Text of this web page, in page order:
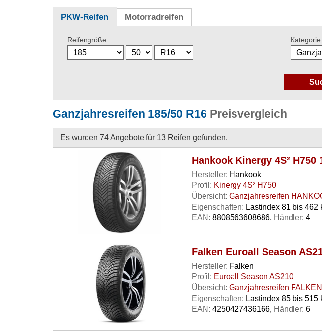
PKW-Reifen Motorradreifen
Reifengröße Kategorie:
Ganzjahresreifen 185/50 R16 Preisvergleich
Es wurden 74 Angebote für 13 Reifen gefunden.
Hankook Kinergy 4S² H750
Hersteller: Hankook
Profil: Kinergy 4S² H750
Übersicht: Ganzjahresreifen
Eigenschaften: Lastindex 81 bis 462
EAN: 8808563608686, Händler: 4
Falken Euroall Season
Hersteller: Falken
Profil: Euroall Season AS210
Übersicht: Ganzjahresreifen FALKEN
Eigenschaften: Lastindex 85 bis 515
EAN: 4250427436166, Händler: 6